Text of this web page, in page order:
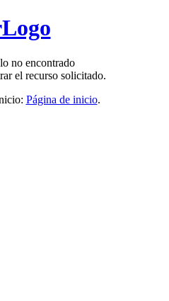
no encontrado
el recurso solicitado.
Página de inicio.